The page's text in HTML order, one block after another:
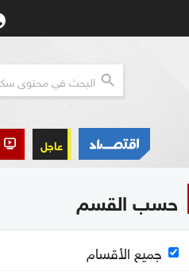
عاجل
حسب القسم
جميع الأقسام